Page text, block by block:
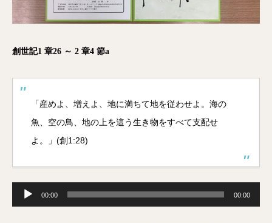
創世記1 章26 ～ 2 章4 節a
「産めよ、増えよ、地に満ちて地を従わせよ。海の
魚、空の鳥、地の上を這う生き物をすべて支配せ
よ。」(創1:28)
00:00 00:00